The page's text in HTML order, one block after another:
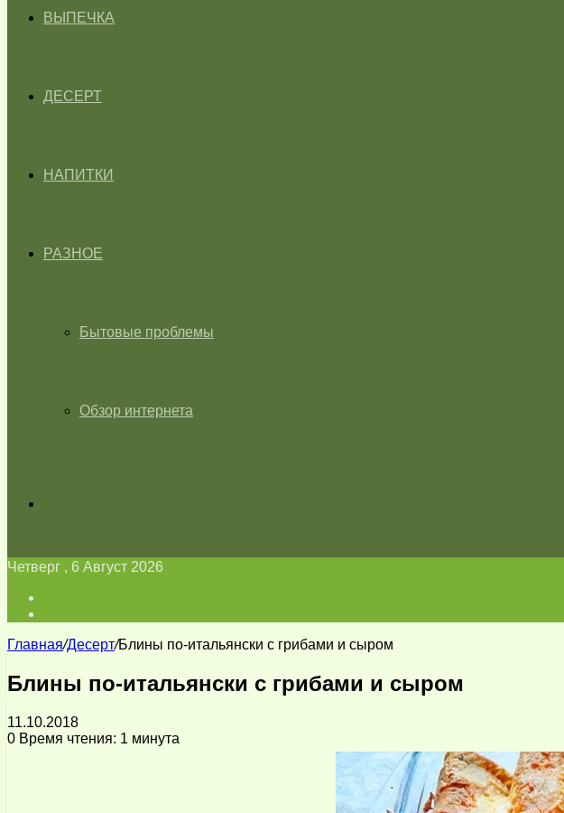
ВЫПЕЧКА
ДЕСЕРТ
НАПИТКИ
РАЗНОЕ
Бытовые проблемы
Обзор интернета
Четверг , 6 Август 2026
Главная/Десерт/Блины по-итальянски с грибами и сыром
Блины по-итальянски с грибами и сыром
11.10.2018
0 Время чтения: 1 минута